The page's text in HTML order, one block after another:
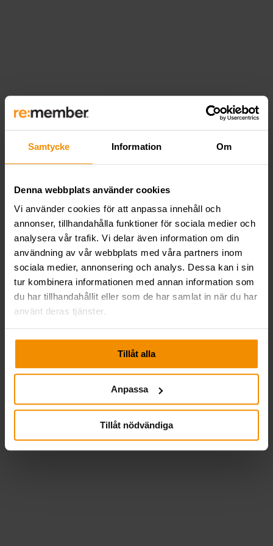
Samtycke Information Om
Denna webbplats använder cookies
Vi använder cookies för att anpassa innehåll och
annonser, tillhandahålla funktioner för sociala medier och
analysera vår trafik. Vi delar även information om din
användning av vår webbplats med våra partners inom
sociala medier, annonsering och analys. Dessa kan i sin
tur kombinera informationen med annan information som
du har tillhandahållit eller som de har samlat in när du har
använt deras tjänster.
Tillåt alla
Anpassa
Tillåt nödvändiga